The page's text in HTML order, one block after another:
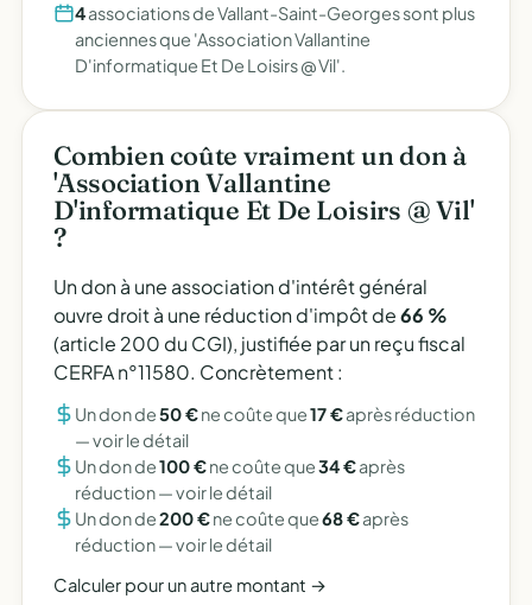
4associations de Vallant-Saint-Georges sont plus
anciennes que 'Association Vallantine
D'informatique Et De Loisirs @ Vil'.
Combien coûte vraiment un don à
'Association Vallantine
D'informatique Et De Loisirs @ Vil'
?
Un don à une association d'intérêt général
ouvre droit à une réduction d'impôt de66 %
(article 200 du CGI), justifiée par un reçu fiscal
CERFA n°11580. Concrètement :
Un don de50 €ne coûte que17 €après réduction
—voir le détail
Un don de100 €ne coûte que34 €après
réduction —voir le détail
Un don de200 €ne coûte que68 €après
réduction —voir le détail
Calculer pour un autre montant →